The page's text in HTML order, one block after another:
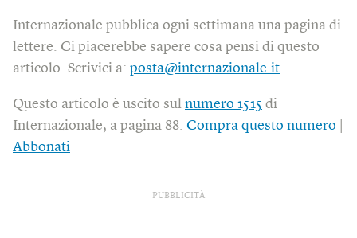
Internazionale pubblica ogni settimana una pagina di
lettere. Ci piacerebbe sapere cosa pensi di questo
articolo. Scrivici a: posta@internazionale.it
Questo articolo è uscito sul numero 1515 di
Internazionale, a pagina 88. Compra questo numero
Abbonati
PUBBLICITÀ